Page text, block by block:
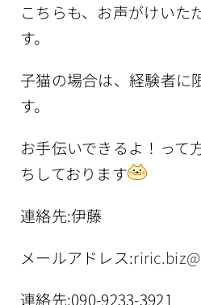
こちらも、お声がけいた
す。
子猫の場合は、経験者に
す。
お手伝いできるよ！って
ちしております
連絡先:伊藤
メールアドレス:
連絡先:090-9233-3921